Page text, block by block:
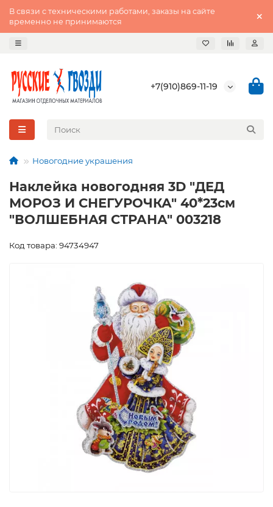
В связи с техническими работами, заказы на сайте
временно не принимаются
+7(910)869-11-19
Новогодние украшения
Наклейка новогодняя 3D "ДЕД
МОРОЗ И СНЕГУРОЧКА" 40*23см
"ВОЛШЕБНАЯ СТРАНА" 003218
Код товара: 94734947